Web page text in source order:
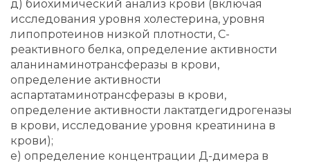
д) биохимический анализ крови (включая
исследования уровня холестерина, уровня
липопротеинов низкой плотности, С-
реактивного белка, определение активности
аланинаминотрансферазы в крови,
определение активности
аспартатаминотрансферазы в крови,
определение активности лактатдегидрогеназы
в крови, исследование уровня креатинина в
крови);
е) определение концентрации Д-димера в